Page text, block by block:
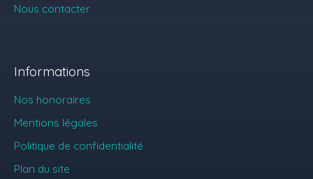
Nous contacter
Informations
Nos honoraires
Mentions légales
Politique de confidentialité
Plan du site